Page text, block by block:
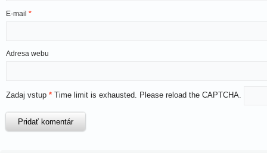
E-mail *
Adresa webu
Zadaj vstup * Time limit is exhausted. Please reload the CAPTCHA.